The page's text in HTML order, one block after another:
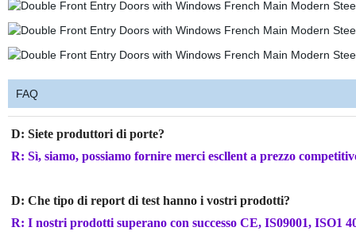
FAQ
D: Siete produttori di porte?
R: Sì, siamo, possiamo fornire merci escllent a prezzo
D: Che tipo di report di test hanno i vostri prodotti?
R: I nostri prodotti superano con successo CE, IS09001, ISO1